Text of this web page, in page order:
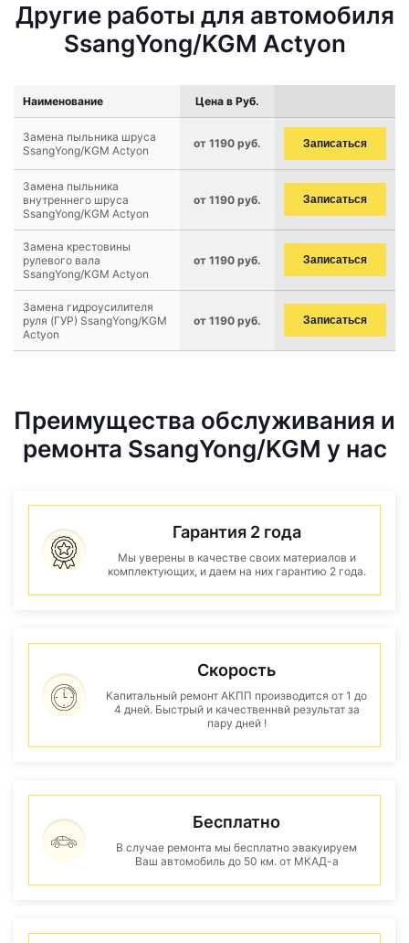
Другие работы для автомобиля
SsangYong/KGM Actyon
Наименование Цена в Руб.
Замена пыльника шруса
SsangYong/KGM Actyon
от 1190 руб. Записаться
Замена пыльника
внутреннего шруса
SsangYong/KGM Actyon
от 1190 руб. Записаться
Замена крестовины
рулевого вала
SsangYong/KGM Actyon
от 1190 руб. Записаться
Замена гидроусилителя
руля (ГУР) SsangYong/KGM
Actyon
от 1190 руб. Записаться
Преимущества обслуживания и
ремонта SsangYong/KGM у нас
Гарантия 2 года
Мы уверены в качестве своих материалов и
комплектующих, и даем на них гарантию 2 года.
Скорость
Капитальный ремонт АКПП производится от 1 до
4 дней. Быстрый и качественнвй результат за
пару дней !
Бесплатно
В случае ремонта мы бесплатно эвакуируем
Ваш автомобиль до 50 км. от МКАД-а